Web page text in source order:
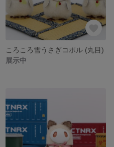
ころころ雪うさぎコポル (丸目)
展示中